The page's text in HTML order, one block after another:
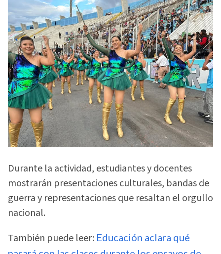
Durante la actividad, estudiantes y docentes
mostrarán presentaciones culturales, bandas de
guerra y representaciones que resaltan el orgullo
nacional.
También puede leer: Educación aclara qué